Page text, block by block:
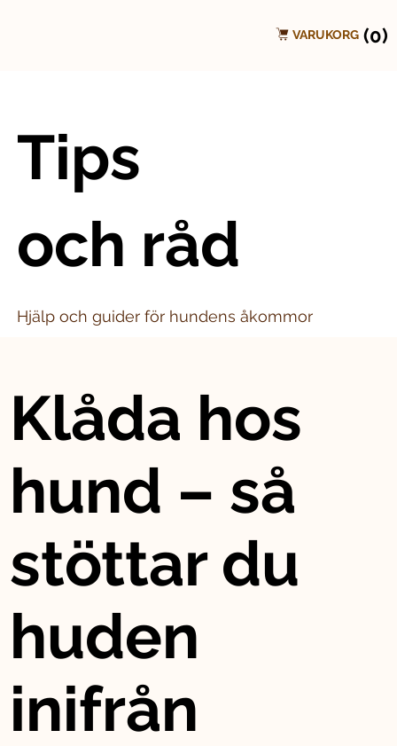
VARUKORG (0)
Tips
och råd
Hjälp och guider för hundens åkommor
Klåda hos
hund – så
stöttar du
huden
inifrån